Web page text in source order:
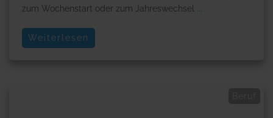
zum Wochenstart oder zum Jahreswechsel
Weiterlesen